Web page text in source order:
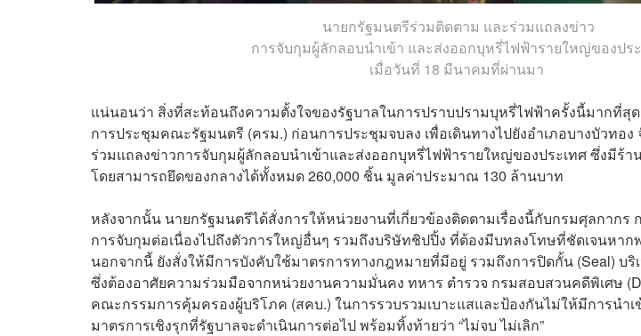
นายกรัฐมนตรีร่วมติดตาม และร่วมแถลงข่าว
การจับกุมผู้ลักลอบนำเข้า และส่งออกบุหรี่ไฟฟ้ารายใหญ่ของปร
เมื่อวันที่ 18 มีนาคมที่ผ่านมา
แน่นอนว่า สิ่งที่สะท้อนถึงความตั้งใจของรัฐบาลในการปราบปรามบุหรี่ไฟฟ้าครั้งนี้มากที่สุ
การประชุมคณะรัฐมนตรี (ครม.) ก่อนการประชุมจบลง เพื่อเดินทางไปยังอำเภอบางบัวทอ
ร่วมแถลงข่าวการจับกุมผู้ลักลอบนำเข้าและส่งออกบุหรี่ไฟฟ้ารายใหญ่ของประเทศ ซึ่งมีร้า
โดยสามารถยึดของกลางได้ทั้งหมด 260,000 ชิ้น มูลค่าประมาณ 130 ล้านบาท
หลังจากนั้น นายกรัฐมนตรีได้สั่งการให้หน่วยงานที่เกี่ยวข้องติดตามเรื่องนี้กับกรมศุลกากร
การจับกุมต่อเนื่องไปถึงตัวการใหญ่อื่นๆ รวมถึงบริษัทชิปปิ้ง ที่ต้องมีบทลงโทษที่ชัดเจนหา
นอกจากนี้ ยังสั่งให้มีการบังคับใช้มาตรการทางกฎหมายที่มีอยู่ รวมถึงการปิดกั้น (Seal) บริ
ซึ่งต้องอาศัยความร่วมมือจากหน่วยงานความมั่นคง ทหาร ตำรวจ กรมสอบสวนคดีพิเศษ
คณะกรรมการคุ้มครองผู้บริโภค (สคบ.) ในการรวบรวมเบาะแสและป้องกันไม่ให้มีการนำ
มาตรการเชิงรุกที่รัฐบาลจะดำเนินการต่อไป พร้อมทิ้งท้ายว่า “ไม่จบ ไม่เลิก”